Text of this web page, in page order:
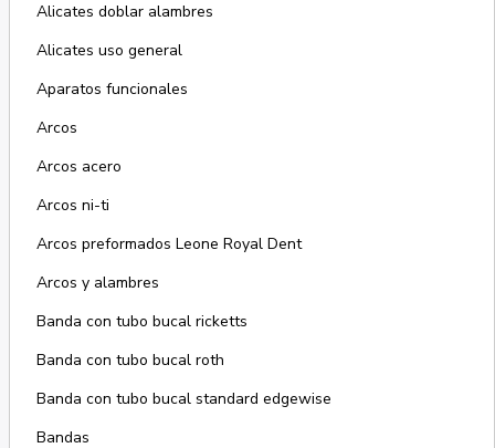
Alicates doblar alambres
Alicates uso general
Aparatos funcionales
Arcos
Arcos acero
Arcos ni-ti
Arcos preformados Leone Royal Dent
Arcos y alambres
Banda con tubo bucal ricketts
Banda con tubo bucal roth
Banda con tubo bucal standard edgewise
Bandas